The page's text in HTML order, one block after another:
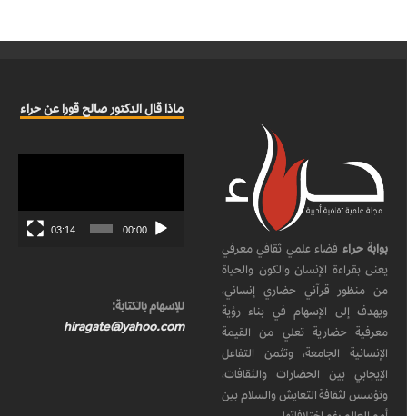
بوابة حراء فضاء علمي ثقافي معرفي
يعنى بقراءة الإنسان والكون والحياة
من منظور قرآني حضاري إنساني،
ويهدف إلى الإسهام في بناء رؤية
معرفية حضارية تعلي من القيمة
الإنسانية الجامعة، وتثمن التفاعل
الإيجابي بين الحضارات والثقافات،
وتؤسس لثقافة التعايش والسلام بين
ماذا قال الدكتور صالح قورا عن حراء
00:00
03:14
للإسهام بالكتابة:
hiragate@yahoo.com